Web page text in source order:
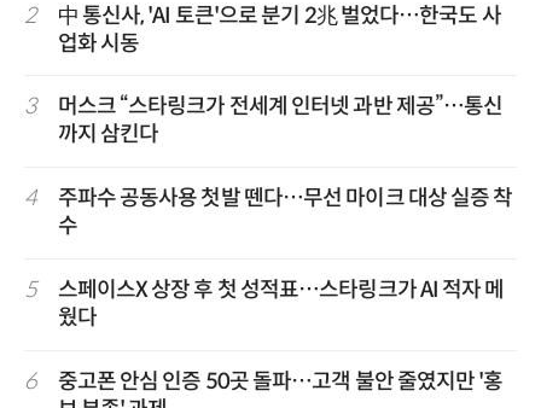
2
中 통신사, 'AI 토큰'으로 분기 2兆 벌었다…한국도 사
업화 시동
3
머스크 “스타링크가 전세계 인터넷 과반 제공”…통신
까지 삼킨다
4
주파수 공동사용 첫발 뗀다…무선 마이크 대상 실증 착
수
5
스페이스X 상장 후 첫 성적표…스타링크가 AI 적자 메
웠다
6
중고폰 안심 인증 50곳 돌파…고객 불안 줄였지만 '홍